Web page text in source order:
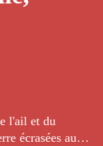
l'ail et du
écrasées au